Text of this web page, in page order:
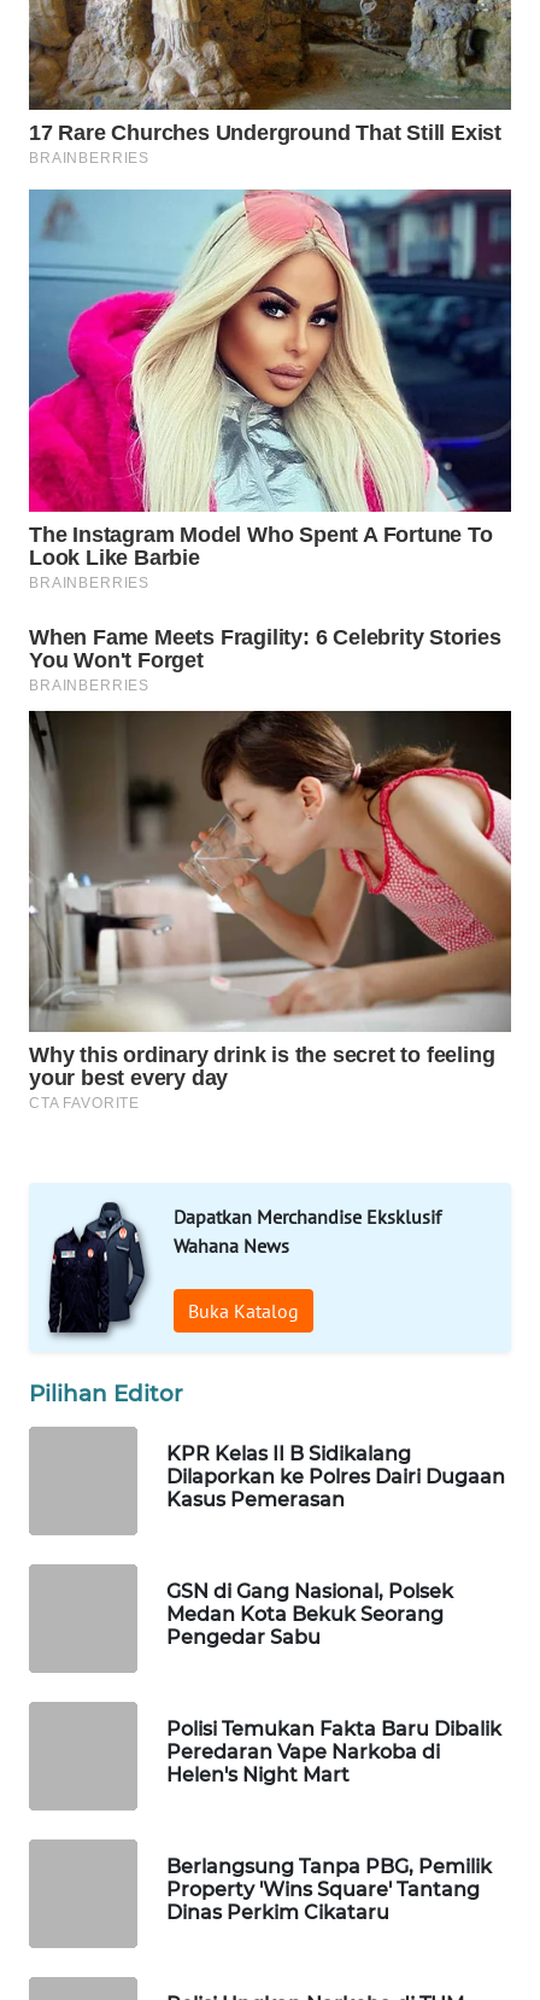
Dapatkan Merchandise Eksklusif
Wahana News
Buka Katalog
Pilihan Editor
KPR Kelas II B Sidikalang
Dilaporkan ke Polres Dairi Dugaan
Kasus Pemerasan
GSN di Gang Nasional, Polsek
Medan Kota Bekuk Seorang
Pengedar Sabu
Polisi Temukan Fakta Baru Dibalik
Peredaran Vape Narkoba di
Helen's Night Mart
Berlangsung Tanpa PBG, Pemilik
Property 'Wins Square' Tantang
Dinas Perkim Cikataru
WAHANA
TV
WAHANANEWS
ID
WAHANANEWS
WAHANANEWS
NET
WAHANA
SPORT
WAHANA
UMKM
WAHANA
SELEB
WAHANA
PERSONA
OTOMOTIF
WAHANA
DESA
WISATA
LAPAK
WAHANA
Wahana
LISTRIK
MASYARAKAT
KELISTRIKAN
ID